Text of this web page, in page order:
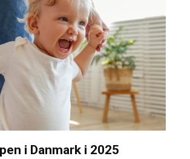
i Danmark i 2025